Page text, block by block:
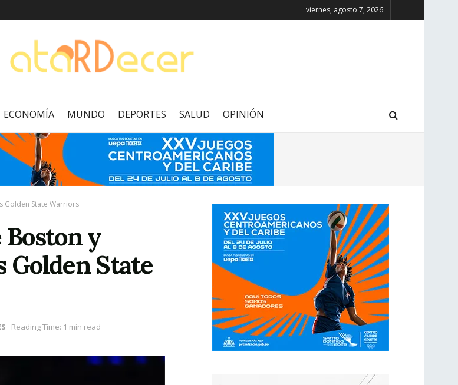
viernes, agosto 7, 2026
ECONOMÍA MUNDO DEPORTES SALUD OPINIÓN
Golden State Warriors
y
Golden State
Reading Time: 1 min read